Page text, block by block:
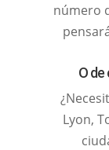
número
O
Lyon,